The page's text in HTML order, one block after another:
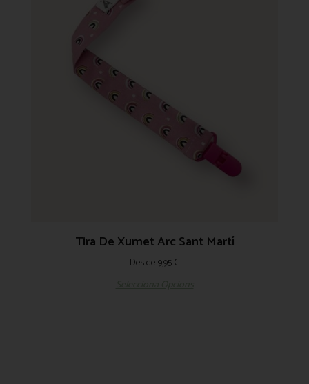
Tira De Xumet Arc Sant Martí
Des de9,95€